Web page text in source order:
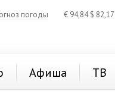
погоды € 94,84$ 82,17
Афиша ТВ